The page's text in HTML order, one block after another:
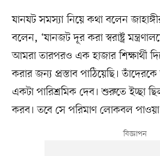
যানযট সমস্যা নিয়ে কথা বলেন
বলেন, ‘যানজট দূর করা স্বরাষ্ট্র
আমরা তারপরও এক হাজার শিক্ষার্থী
করার জন্য প্রস্তাব পাঠিয়েছি।
একটা পারিশ্রমিক দেব। শুরুতে ইচ্ছা
করব। তবে সে পরিমাণ লোকবল পাওয়া